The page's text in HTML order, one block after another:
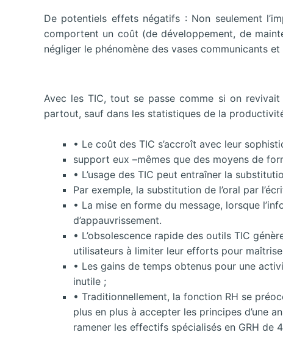
De potentiels effets négatifs : Non seulement
comportent un coût (de développement, de
négliger le phénomène des vases communicants
Avec les TIC, tout se passe comme si on
partout, sauf dans les statistiques de la
• Le coût des TIC s’accroît avec leur
support eux –mêmes que des moyens de
• L’usage des TIC peut entraîner la
Par exemple, la substitution de l’oral par
• La mise en forme du message, lorsque
d’appauvrissement.
• L’obsolescence rapide des outils TIC
utilisateurs à limiter leur efforts pour
• Les gains de temps obtenus pour une
inutile ;
• Traditionnellement, la fonction RH se
plus en plus à accepter les principes d’une
ramener les effectifs spécialisés en GRH de